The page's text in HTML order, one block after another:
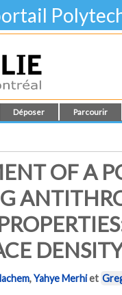
Déposer Parcourir
OF A
,Yahye Merhiet